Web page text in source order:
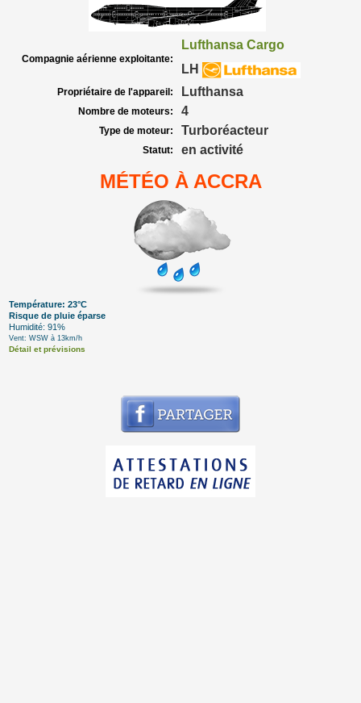
Compagnie aérienne exploitante:
Lufthansa Cargo
LH
Propriétaire de l'appareil: Lufthansa
Nombre de moteurs: 4
Type de moteur: Turboréacteur
Statut: en activité
MÉTÉO À ACCRA
Température: 23°C
Risque de pluie éparse
Humidité: 91%
Vent: WSW à 13km/h
Détail et prévisions